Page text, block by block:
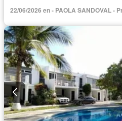
Recámara con closet
Wifi
Sin amueblar
22/06/2026 en - PAOLA SANDOVAL -